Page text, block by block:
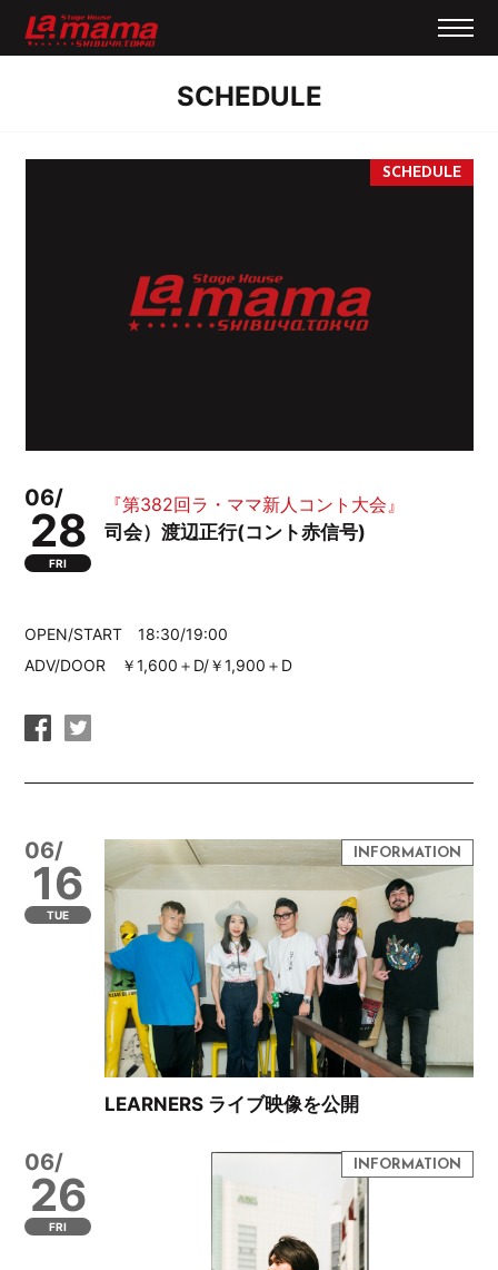
SCHEDULE
06/
28
FRI
『第382回ラ・ママ新人コント大会』
司会）渡辺正行(コント赤信号)
OPEN/START 18:30/19:00
ADV/DOOR ￥1,600＋D/￥1,900＋D
06/
16
TUE
LEARNERS ライブ映像を公開
06/
26
FRI